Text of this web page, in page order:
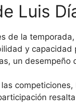
Luis
de la
y
un